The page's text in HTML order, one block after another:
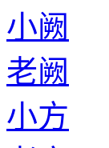
小阙
老阙
小方